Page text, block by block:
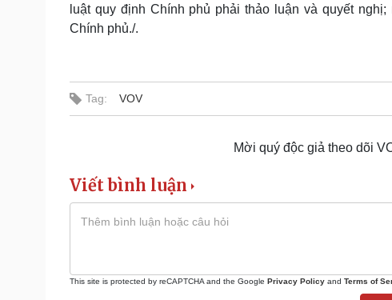
luật quy định Chính phủ phải thảo luận và quyết
Chính phủ./.
Tag: VOV
Mời quý độc giả theo dõi
Viết bình luận
This site is protected by reCAPTCHA and the Google Privacy Policy and Terms of